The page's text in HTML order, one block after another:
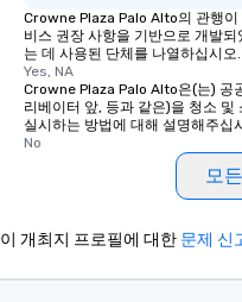
Crowne Plaza Palo Alto의 관행이
비스 권장 사항을 기반으로 개발
는 데 사용된 단체를 나열하십시오.
Yes, NA
Crowne Plaza Palo Alto은(는) 공
리베이터 앞, 등과 같은)을 청소
실시하는 방법에 대해 설명해주십
No
모
이 개최지 프로필에 대한 문제 신